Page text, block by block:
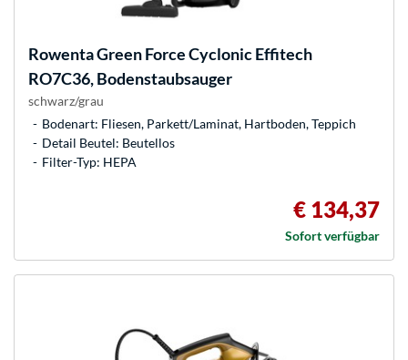
RowentaGreen Force Cyclonic Effitech
RO7C36, Bodenstaubsauger
schwarz/grau
Bodenart: Fliesen, Parkett/Laminat, Hartboden, Teppich
Detail Beutel: Beutellos
Filter-Typ: HEPA
€ 134,37
Sofort verfügbar